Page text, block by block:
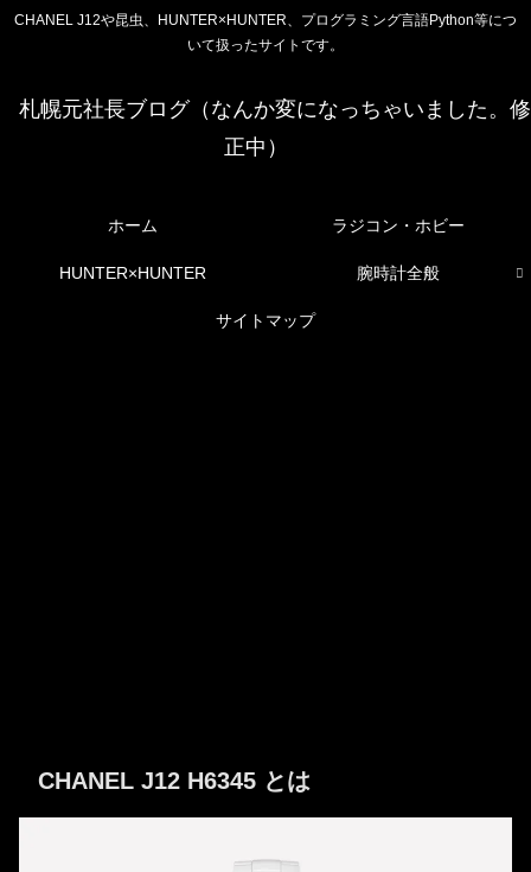
CHANEL J12や昆虫、HUNTER×HUNTER、プログラミング言語Python等につ
いて扱ったサイトです。
札幌元社長ブログ（なんか変になっちゃいました。修
正中）
ホーム ラジコン・ホビー
HUNTER×HUNTER 腕時計全般
サイトマップ
CHANEL J12 H6345 とは